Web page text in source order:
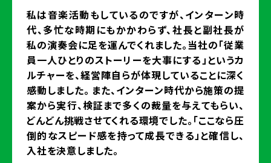
私は音楽活動もしているのですが、インターン時
代、多忙な時期にもかかわらず、社長と副社長が
私の演奏会に足を運んでくれました。当社の「従業
員一人ひとりのストーリーを大事にする」というカ
ルチャーを、経営陣自らが体現していることに深く
感動しました。 また、インターン時代から施策の提
案から実行、検証まで多くの裁量を与えてもらい、
どんどん挑戦させてくれる環境でした。「ここなら圧
倒的なスピード感を持って成長できる」と確信し、
入社を決意しました。